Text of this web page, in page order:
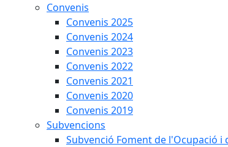
Convenis
Convenis 2025
Convenis 2024
Convenis 2023
Convenis 2022
Convenis 2021
Convenis 2020
Convenis 2019
Subvencions
Subvenció Foment de l'Ocupació i